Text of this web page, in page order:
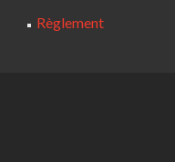
Règlement